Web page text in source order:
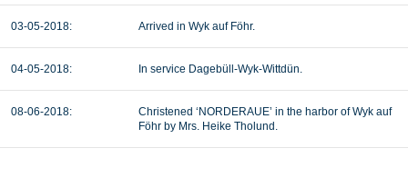
03-05-2018: Arrived in Wyk auf Föhr.
04-05-2018: In service Dagebüll-Wyk-Wittdün.
08-06-2018:
Christened ‘NORDERAUE’ in the harbor of Wyk auf
Föhr by Mrs. Heike Tholund.